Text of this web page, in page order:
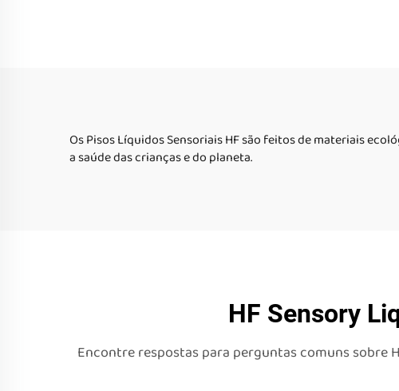
Os Pisos Líquidos Sensoriais HF são feitos de materiais
a saúde das crianças e do planeta.
HF Sensory
Encontre respostas para perguntas comuns sobre